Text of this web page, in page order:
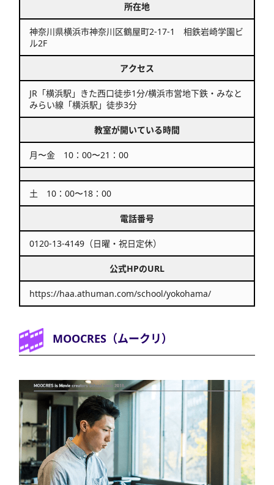
所在地
神奈川県横浜市神奈川区鶴屋町2-17-1 相鉄岩崎学園ビ
ル2F
アクセス
JR「横浜駅」きた西口徒歩1分/横浜市営地下鉄・みなと
みらい線「横浜駅」徒歩3分
教室が開いている時間
月〜金 10：00〜21：00
土 10：00〜18：00
電話番号
0120-13-4149（日曜・祝日定休）
公式HPのURL
https://haa.athuman.com/school/yokohama/
MOOCRES（ムークリ）